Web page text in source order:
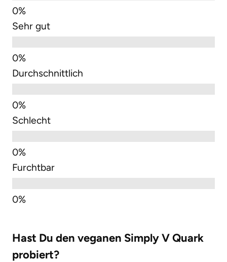
Sehr gut
Durchschnittlich
Schlecht
Furchtbar
Hast Du den veganen Simply V Quark
probiert?